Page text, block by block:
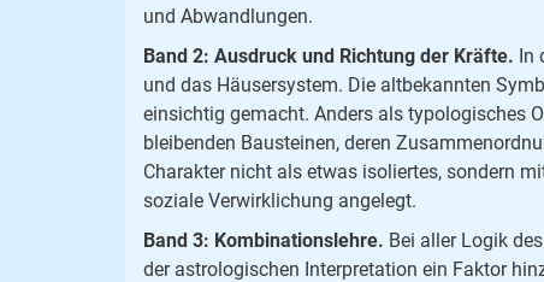
und Abwandlungen.
Band 2: Ausdruck und Richtung der Kräfte. In
und das Häusersystem. Die altbekannten
einsichtig gemacht. Anders als typologisches
bleibenden Bausteinen, deren
Charakter nicht als etwas isoliertes, sondern
soziale Verwirklichung angelegt.
Band 3: Kombinationslehre. Bei aller Logik
der astrologischen Interpretation ein Faktor